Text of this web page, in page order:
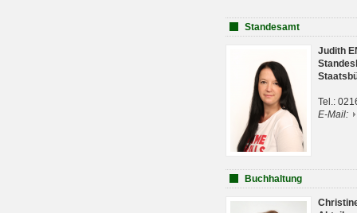
Standesamt
Judith
Tel.:
E-Mail:
Buchhaltung